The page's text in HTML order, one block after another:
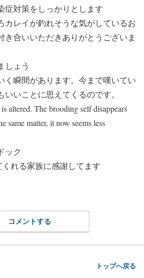
症対策をしっかりとします
カレイが釣れそうな気がしているお
き合いいただきありがとうございま
しょう
く瞬間があります。今まで嘆いてい
いことに思えてくるのです。
altered. The brooding self disappears
same matter, it now seems less
ック
れる家族に感謝してます
コメントする
トップへ戻る